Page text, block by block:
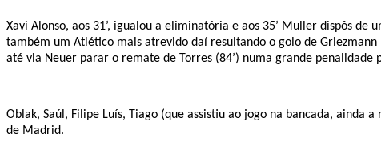
Xavi Alonso, aos 31’, igualou a eliminatória e aos 35’ Muller dispôs
também um Atlético mais atrevido daí resultando o golo de Griezmann
até via Neuer parar o remate de Torres (84’) numa grande penalidade
Oblak, Saúl, Filipe Luís, Tiago (que assistiu ao jogo na bancada,
de Madrid.